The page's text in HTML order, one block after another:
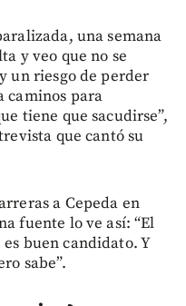
una semana
y veo que no se
un riesgo de perder
caminos para
tiene que sacudirse”,
que cantó su
a Cepeda en
fuente lo ve así: “El
buen candidato. Y
sabe”.